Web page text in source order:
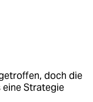
doch die
eine Strategie